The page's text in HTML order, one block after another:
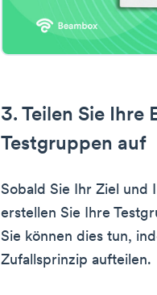
3. Teilen Sie Ihre
Testgruppen auf
Sobald Sie Ihr Ziel und
erstellen Sie Ihre
Sie können dies tun,
Zufallsprinzip aufteilen.